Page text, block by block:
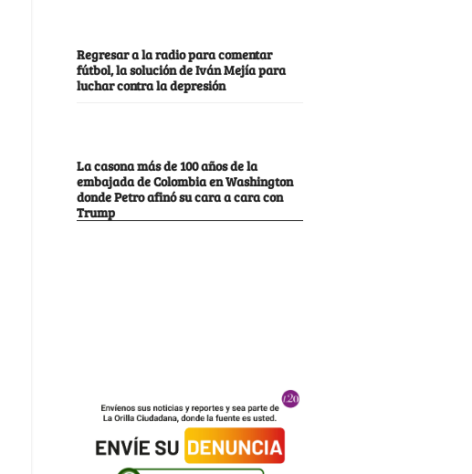
Regresar a la radio para comentar
fútbol, la solución de Iván Mejía para
luchar contra la depresión
La casona más de 100 años de la
embajada de Colombia en Washington
donde Petro afinó su cara a cara con
Trump